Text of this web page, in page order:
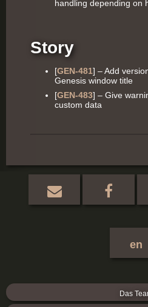
handling depending on
Story
[GEN-481] – Add
Genesis window title
[GEN-483] – Give
custom data
en
Das